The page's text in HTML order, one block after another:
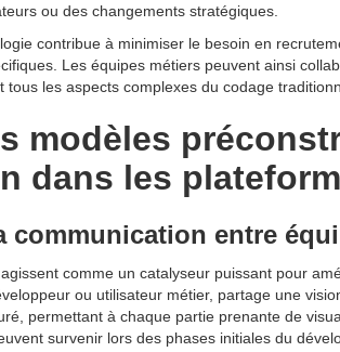
ou des changements stratégiques.
contribue à minimiser le besoin en
Les équipes métiers peuvent ainsi
les aspects complexes du codage
modèles
dans les
communication entre
agissent comme un catalyseur puissant pour
ou utilisateur métier, partage une
permettant à chaque partie prenante de
survenir lors des phases initiales du